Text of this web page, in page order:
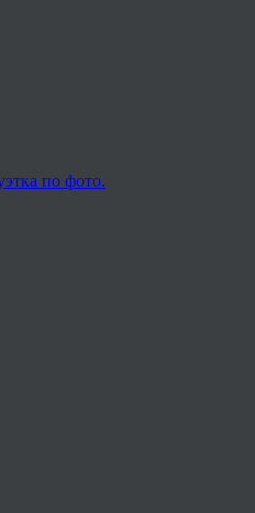
по фото.